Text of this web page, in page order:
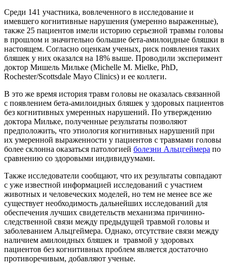
Среди 141 участника, вовлеченного в исследование и
имевшего когнитивные нарушения (умеренно выраженные),
также 25 пациентов имели историю серьезной травмы головы
в прошлом и значительно большие бета-амилоидные бляшки в
настоящем. Согласно оценкам ученых, риск появления таких
бляшек у них оказался на 18% выше. Проводили эксперимент
доктор Мишель Мильке (Michelle M. Mielke, PhD,
Rochester/Scottsdale Mayo Clinics) и ее коллеги.
В это же время история травм головы не оказалась связанной
с появлением бета-амилоидных бляшек у здоровых пациентов
без когнитивных умеренных нарушений. По утверждению
доктора Мильке, полученные результаты позволяют
предположить, что этиология когнитивных нарушений при
их умеренной выраженности у пациентов с травмами головы
более склонна оказаться патологией болезни Альцгеймера по
сравнению со здоровыми индивидуумами.
Также исследователи сообщают, что их результаты совпадают
с уже известной информацией исследований с участием
животных и человеческих моделей, но тем не менее все же
существует необходимость дальнейших исследований для
обеспечения лучших свидетельств механизма причинно-
следственной связи между предыдущей травмой головы и
заболеванием Альцгеймера. Однако, отсутствие связи между
наличием амилоидных бляшек и травмой у здоровых
пациентов без когнитивных проблем является достаточно
противоречивым, добавляют ученые.